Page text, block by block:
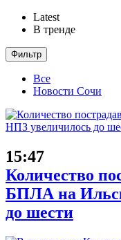
Latest
В тренде
Фильтр
Все
Новости Сочи
15:47
Количество
БПЛА на
до шести